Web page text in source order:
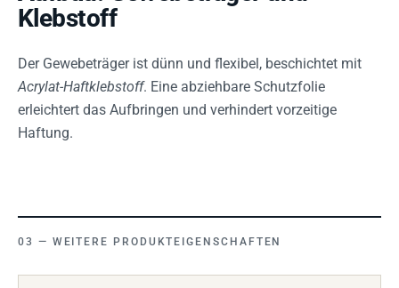
Klebstoff
Der Gewebeträger ist dünn und flexibel, beschichtet mit
Acrylat-Haftklebstoff. Eine abziehbare Schutzfolie
erleichtert das Aufbringen und verhindert vorzeitige
Haftung.
WEITERE PRODUKTEIGENSCHAFTEN